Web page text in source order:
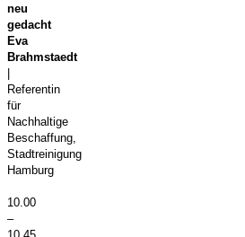
neu
gedacht
Eva
Brahmstaedt
Referentin
für
Nachhaltige
Beschaffung,
Stadtreinigung
Hamburg
10.00
–